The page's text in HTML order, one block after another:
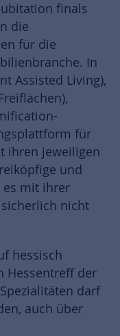
finals
die
für die
In
Assisted Living),
für
ihren jeweiligen
und
es mit ihrer
nicht
hessisch
Hessentreff der
darf
auch über